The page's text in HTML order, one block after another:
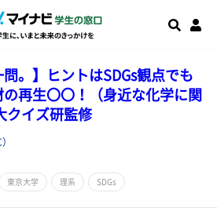
問。】ヒントはSDGs観点でも
再生〇〇！（身近な化学に関
クイズ研監修
東京大学 理系 SDGs